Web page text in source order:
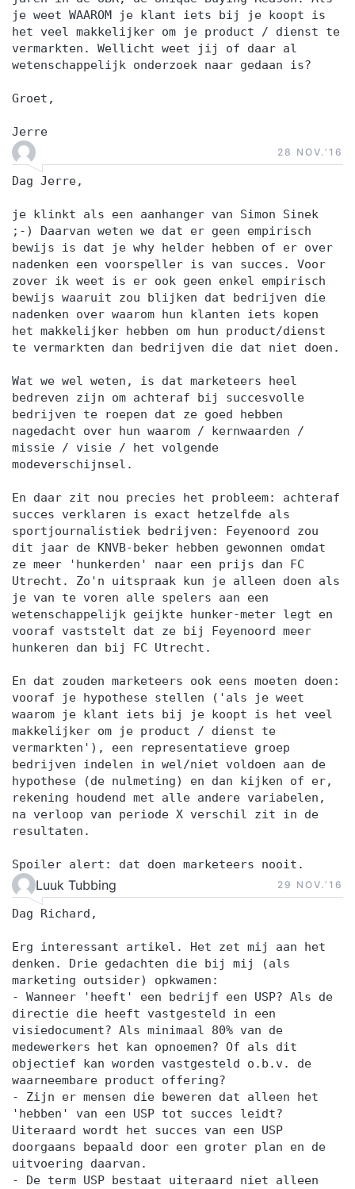
je weet WAAROM je klant iets bij je koopt is
het veel makkelijker om je product / dienst te
vermarkten. Wellicht weet jij of daar al
wetenschappelijk onderzoek naar gedaan is?
Groet,
Jerre
28 NOV.‘16
Dag Jerre,
je klinkt als een aanhanger van Simon Sinek
;-) Daarvan weten we dat er geen empirisch
bewijs is dat je why helder hebben of er over
nadenken een voorspeller is van succes. Voor
zover ik weet is er ook geen enkel empirisch
bewijs waaruit zou blijken dat bedrijven die
nadenken over waarom hun klanten iets kopen
het makkelijker hebben om hun product/dienst
te vermarkten dan bedrijven die dat niet doen.
Wat we wel weten, is dat marketeers heel
bedreven zijn om achteraf bij succesvolle
bedrijven te roepen dat ze goed hebben
nagedacht over hun waarom / kernwaarden /
missie / visie / het volgende
modeverschijnsel.
En daar zit nou precies het probleem: achteraf
succes verklaren is exact hetzelfde als
sportjournalistiek bedrijven: Feyenoord zou
dit jaar de KNVB-beker hebben gewonnen omdat
ze meer 'hunkerden' naar een prijs dan FC
Utrecht. Zo'n uitspraak kun je alleen doen als
je van te voren alle spelers aan een
wetenschappelijk geijkte hunker-meter legt en
vooraf vaststelt dat ze bij Feyenoord meer
hunkeren dan bij FC Utrecht.
En dat zouden marketeers ook eens moeten doen:
vooraf je hypothese stellen ('als je weet
waarom je klant iets bij je koopt is het veel
makkelijker om je product / dienst te
vermarkten'), een representatieve groep
bedrijven indelen in wel/niet voldoen aan de
hypothese (de nulmeting) en dan kijken of er,
rekening houdend met alle andere variabelen,
na verloop van periode X verschil zit in de
resultaten.
Spoiler alert: dat doen marketeers nooit.
Luuk Tubbing 29 NOV.‘16
Dag Richard,
Erg interessant artikel. Het zet mij aan het
denken. Drie gedachten die bij mij (als
marketing outsider) opkwamen:
- Wanneer 'heeft' een bedrijf een USP? Als de
directie die heeft vastgesteld in een
visiedocument? Als minimaal 80% van de
medewerkers het kan opnoemen? Of als dit
objectief kan worden vastgesteld o.b.v. de
waarneembare product offering?
- Zijn er mensen die beweren dat alleen het
'hebben' van een USP tot succes leidt?
Uiteraard wordt het succes van een USP
doorgaans bepaald door een groter plan en de
uitvoering daarvan.
- De term USP bestaat uiteraard niet alleen